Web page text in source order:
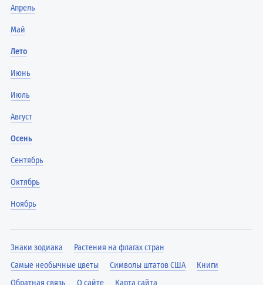
Апрель
Май
Лето
Июнь
Июль
Август
Осень
Сентябрь
Октябрь
Ноябрь
Знаки зодиака
Растения на флагах стран
Самые необычные цветы
Символы штатов США
Книги
Обратная связь
О сайте Карта сайта